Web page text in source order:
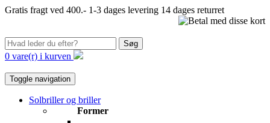
Gratis fragt ved 400.- 1-3 dages levering 14 dages returret
Søg
0 vare(r) i kurven
Toggle navigation
Solbriller og briller
Former